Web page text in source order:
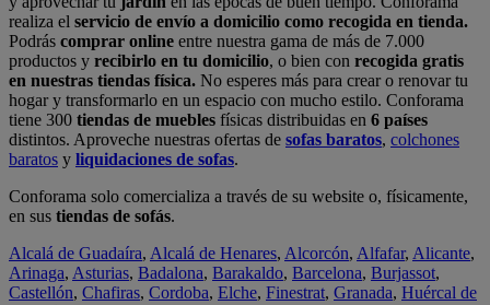
realiza el servicio de envío a domicilio como recogida en tienda.
Podrás comprar online entre nuestra gama de más de 7.000
productos y recibirlo en tu domicilio, o bien con recogida gratis
en nuestras tiendas física. No esperes más para crear o renovar tu
hogar y transformarlo en un espacio con mucho estilo. Conforama
tiene 300 tiendas de muebles físicas distribuidas en 6 países
distintos. Aproveche nuestras ofertas de sofas baratos, colchones
baratos y liquidaciones de sofas.
Conforama solo comercializa a través de su website o, físicamente,
en sus tiendas de sofás.
Alcalá de Guadaíra, Alcalá de Henares, Alcorcón, Alfafar, Alicante,
Arinaga, Asturias, Badalona, Barakaldo, Barcelona, Burjassot,
Castellón, Chafiras, Cordoba, Elche, Finestrat, Granada, Huércal de